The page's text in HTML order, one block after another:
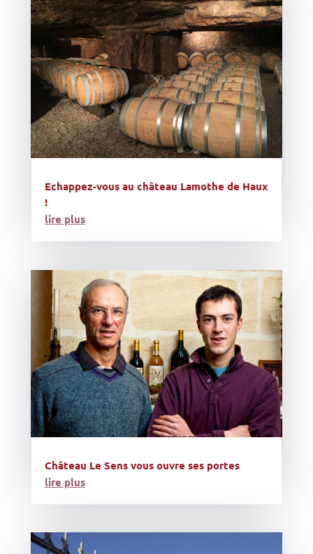
Echappez-vous au château Lamothe de Haux
!
lire plus
Château Le Sens vous ouvre ses portes
lire plus